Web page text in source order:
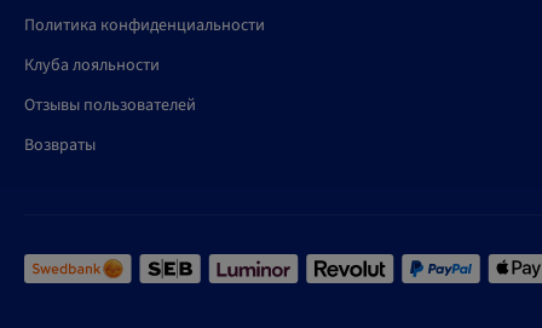
Политика конфиденциальности
Клуба лояльности
Отзывы пользователей
Возвраты